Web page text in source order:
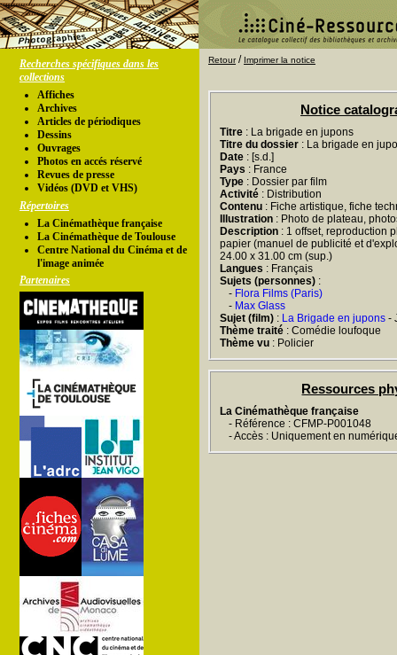
Recherches spécifiques dans les
collections
Affiches
Archives
Articles de périodiques
Dessins
Ouvrages
Photos en accés réservé
Revues de presse
Vidéos (DVD et VHS)
Répertoires
La Cinémathèque française
La Cinémathèque de Toulouse
Centre National du Cinéma et de
l'image animée
Partenaires
Retour/ Imprimer la notice
Notice
Titre : La brigade en jupons
Titre du dossier : La brigade en
Date : [s.d.]
Pays : France
Type : Dossier par film
Activité : Distribution
Contenu : Fiche artistique, fiche
Illustration : Photo de plateau,
Description : 1 offset, reproduction
papier (manuel de publicité et
24.00 x 31.00 cm (sup.)
Langues : Français
Sujets (personnes) :
- Flora Films (Paris)
- Max Glass
Sujet (film) : La Brigade en jupons -
Thème traité : Comédie loufoque
Thème vu : Policier
Ressources
La Cinémathèque française
- Référence : CFMP-P001048
- Accès : Uniquement en